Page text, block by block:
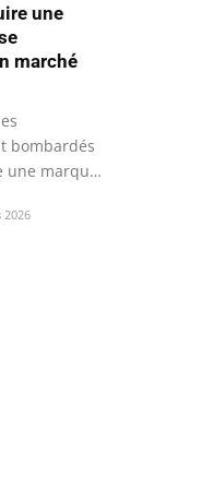
une
marché
bombardés
une marque
2026